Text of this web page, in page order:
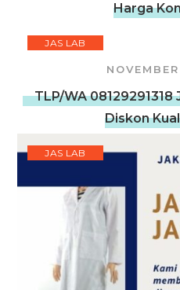
Harga
JAS LAB
TLP/WA 08129291318
Diskon
JAS LAB